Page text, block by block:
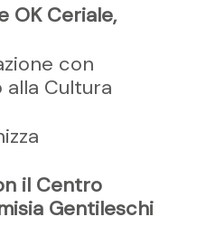
OK Ceriale,
con
alla Cultura
il Centro
Gentileschi